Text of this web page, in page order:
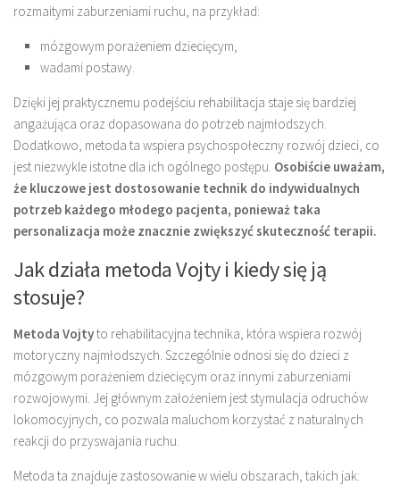
rozmaitymi zaburzeniami ruchu, na przykład:
mózgowym porażeniem dziecięcym,
wadami postawy.
Dzięki jej praktycznemu podejściu rehabilitacja staje się bardziej
angażująca oraz dopasowana do potrzeb najmłodszych.
Dodatkowo, metoda ta wspiera psychospołeczny rozwój dzieci, co
jest niezwykle istotne dla ich ogólnego postępu. Osobiście uważam,
że kluczowe jest dostosowanie technik do indywidualnych
potrzeb każdego młodego pacjenta, ponieważ taka
personalizacja może znacznie zwiększyć skuteczność terapii.
Jak działa metoda Vojty i kiedy się ją
stosuje?
Metoda Vojtyto rehabilitacyjna technika, która wspiera rozwój
motoryczny najmłodszych. Szczególnie odnosi się do dzieci z
mózgowym porażeniem dziecięcym oraz innymi zaburzeniami
rozwojowymi. Jej głównym założeniem jest stymulacja odruchów
lokomocyjnych, co pozwala maluchom korzystać z naturalnych
reakcji do przyswajania ruchu.
Metoda ta znajduje zastosowanie w wielu obszarach, takich jak: